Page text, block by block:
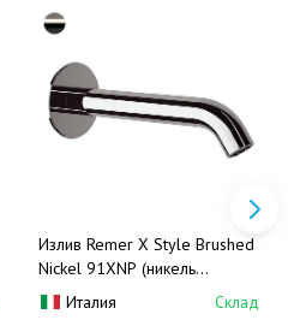
Излив Remer X Style Brushed
Nickel 91XNP (никель
брашированный)
Италия Склад